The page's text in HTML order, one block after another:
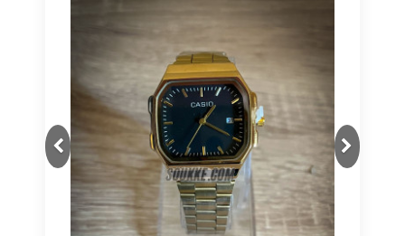
Previous
Next